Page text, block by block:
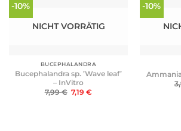
-10%
NICHT VORRÄTIG
BUCEPHALANDRA
Bucephalandra sp. ’Wave leaf’
– InVitro
7,99€ Ursprünglicher
Preis
7,19€Aktueller
-10%